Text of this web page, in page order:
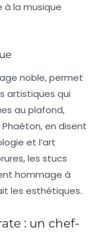
à la musique
noble, permet
artistiques qui
au plafond,
, en disent
et l’art
les stucs
hommage à
les esthétiques.
: un chef-